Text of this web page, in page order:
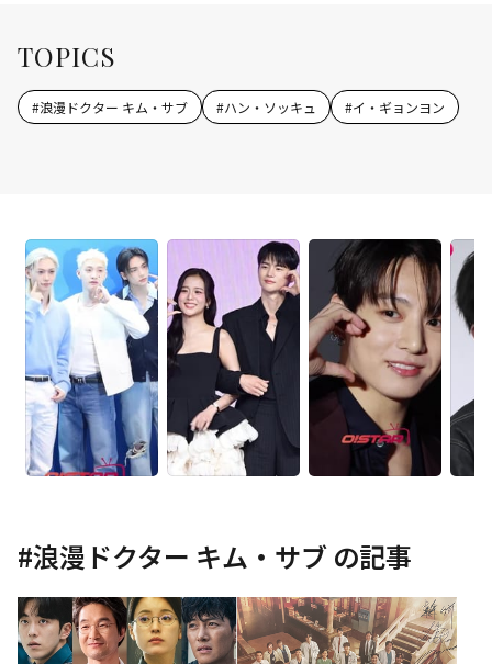
TOPICS
#浪漫ドクター キム・サブ #ハン・ソッキュ #イ・ギョンヨン
#浪漫ドクター キム・サブ の記事